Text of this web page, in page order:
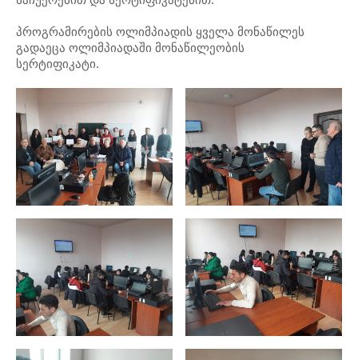
პროგრამირების ოლიმპიადის ყველა მონაწილეს
გადაეცა ოლიმპიადაში მონაწილეობის
სერტიფიკატი.